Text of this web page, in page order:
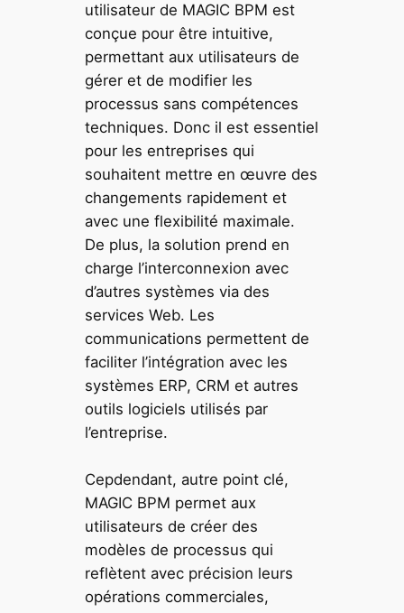
utilisateur de MAGIC BPM est
conçue pour être intuitive,
permettant aux utilisateurs de
gérer et de modifier les
processus sans compétences
techniques. Donc il est essentiel
pour les entreprises qui
souhaitent mettre en œuvre des
changements rapidement et
avec une flexibilité maximale.
De plus, la solution prend en
charge l’interconnexion avec
d’autres systèmes via des
services Web. Les
communications permettent de
faciliter l’intégration avec les
systèmes ERP, CRM et autres
outils logiciels utilisés par
l’entreprise.
Cepdendant, autre point clé,
MAGIC BPM permet aux
utilisateurs de créer des
modèles de processus qui
reflètent avec précision leurs
opérations commerciales,